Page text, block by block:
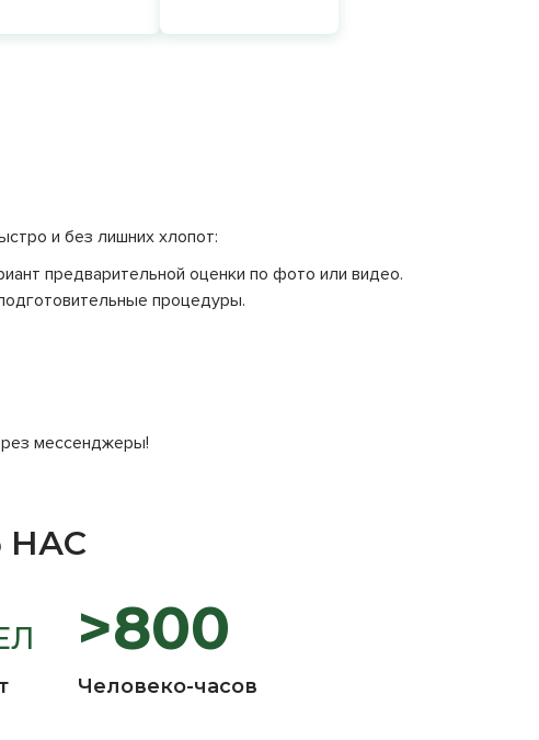
и без лишних хлопот:
предварительной оценки по фото или видео.
процедуры.
мессенджеры!
НАС
>800
Человеко-часов